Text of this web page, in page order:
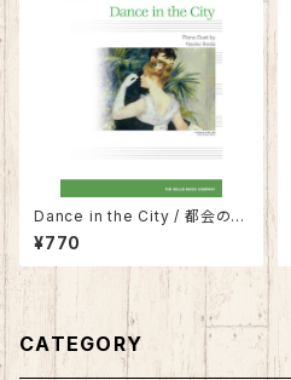
Dance in the City / 都会のダ
ンス
¥770
CATEGORY